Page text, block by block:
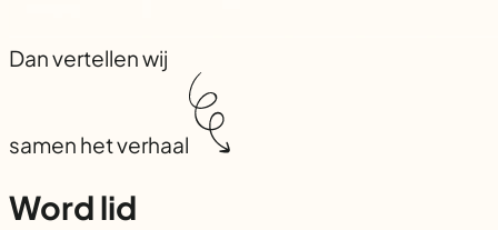
Dan vertellen wij
samen het verhaal
Word lid